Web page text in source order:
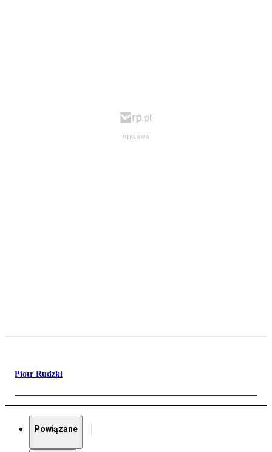
Piotr Rudzki
Powiązane